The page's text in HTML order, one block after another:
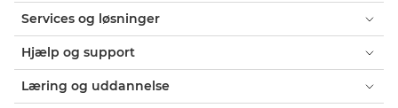
Services og løsninger
Hjælp og support
Læring og uddannelse